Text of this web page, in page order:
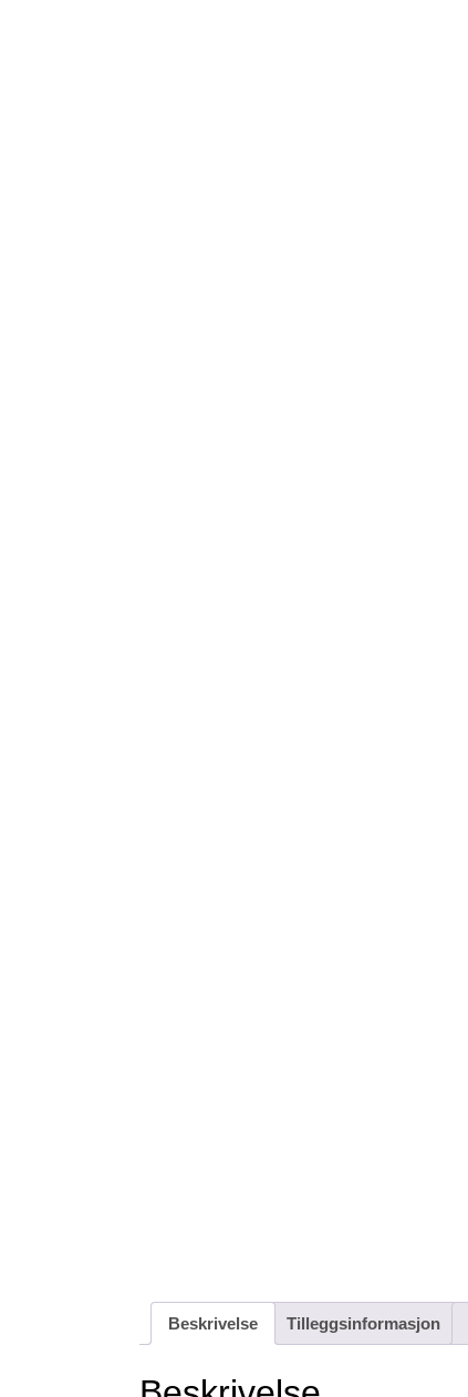
Beskrivelse Tilleggsinformasjon